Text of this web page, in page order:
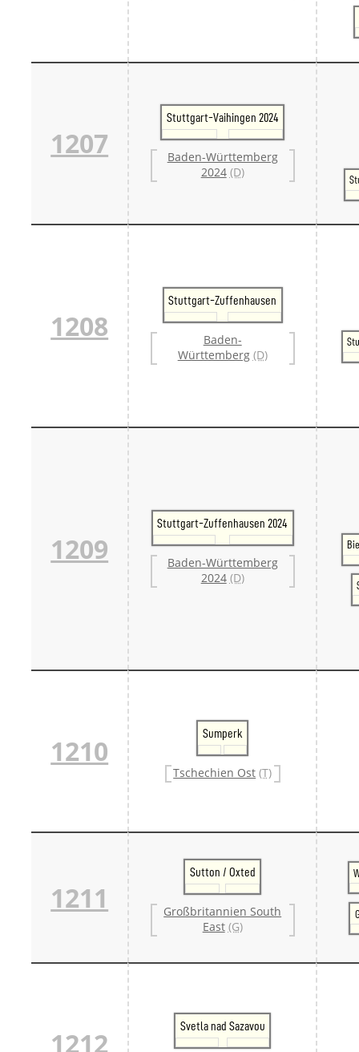
1207
Stuttgart-Vaihingen 2024
Baden-Württemberg
2024 (D)
1208
Stuttgart-Zuffenhausen
Baden-
Württemberg (D)
1209
Stuttgart-Zuffenhausen 2024
Baden-Württemberg
2024 (D)
1210
Sumperk
Tschechien Ost (T)
1211
Sutton / Oxted
Großbritannien South
East (G)
1212
Svetla nad Sazavou